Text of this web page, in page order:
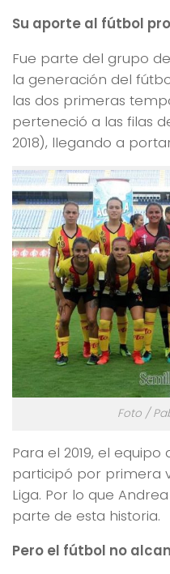
Su aporte al fútbol
Fue parte del grupo
la generación del
las dos primeras
perteneció a las filas
2018), llegando a
Foto /
Para el 2019, el
participó por primera
Liga. Por lo que
parte de esta historia.
Pero el fútbol no